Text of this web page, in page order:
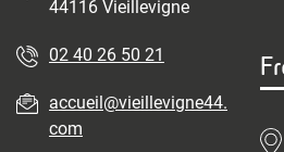
44116 Vieillevigne
02 40 26 50 21
accueil@vieillevigne44.
com